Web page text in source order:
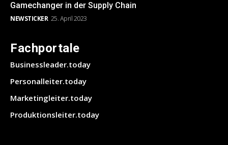
Gamechanger in der Supply Chain
NEWSTICKER 25. April 2023
Fachportale
Businessleader.today
Personalleiter.today
Marketingleiter.today
Produktionsleiter.today